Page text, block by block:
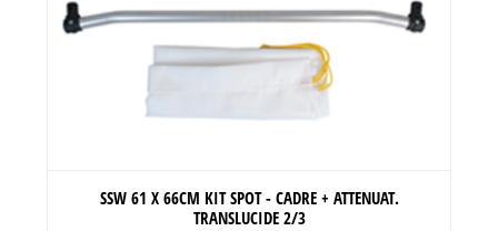
SSW 61 X 66CM KIT SPOT - CADRE + ATTENUAT.
TRANSLUCIDE 2/3